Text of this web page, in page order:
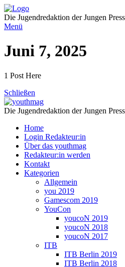
Direkt
zum
Inhalt
Die Jugendredaktion der Jungen
Menü
Juni 7, 2025
1 Post Here
Schließen
Die Jugendredaktion der Jungen
Home
Login Redakteur:in
Über das youthmag
Redakteur:in werden
Kontakt
Kategorien
Allgemein
you 2019
Gamescom 2019
YouCon
youcoN 2019
youcoN 2018
youcoN 2017
ITB
ITB Berlin 2019
ITB Berlin 2018